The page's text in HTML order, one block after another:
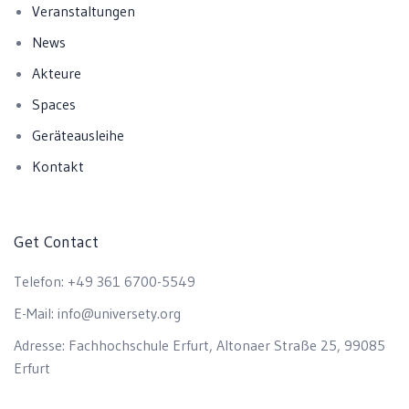
Veranstaltungen
News
Akteure
Spaces
Geräteausleihe
Kontakt
Get Contact
Telefon: +49 361 6700-5549
E-Mail: info@universety.org
Adresse: Fachhochschule Erfurt, Altonaer Straße 25, 99085
Erfurt